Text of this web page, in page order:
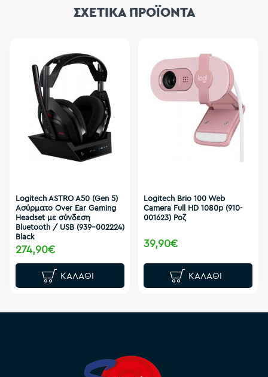
ΣΧΕΤΙΚΑ ΠΡΟΪΟΝΤΑ
Logitech ASTRO A50 (Gen 5)
Ασύρματο Over Ear Gaming
Headset με σύνδεση
Bluetooth / USB (939-002224)
Black
274,90€
ΚΑΛΆΘΙ
Logitech Brio 100 Web
Camera Full HD 1080p (910-
001623) Ροζ
39,90€
ΚΑΛΆΘΙ